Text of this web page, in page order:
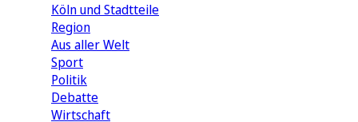
Köln und Stadtteile
Region
Aus aller Welt
Sport
Politik
Debatte
Wirtschaft